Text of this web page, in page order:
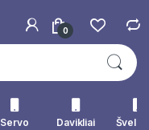
0
Servo
Davikliai